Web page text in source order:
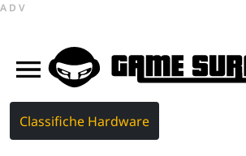
ADV
Classifiche Hardware